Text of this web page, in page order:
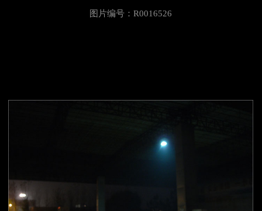
图片编号：R0016526